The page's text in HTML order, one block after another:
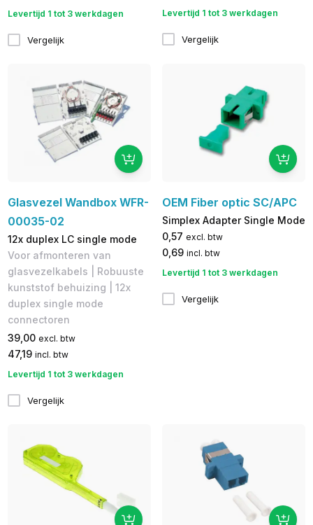
Levertijd 1 tot 3 werkdagen
Vergelijk
Levertijd 1 tot 3 werkdagen
Vergelijk
Glasvezel Wandbox WFR-
00035-02
12x duplex LC single mode
Voor afmonteren van
glasvezelkabels | Robuuste
kunststof behuizing | 12x
duplex single mode
connectoren
39,00 excl. btw
47,19 incl. btw
Levertijd 1 tot 3 werkdagen
Vergelijk
OEM Fiber optic SC/APC
Simplex Adapter Single Mode
0,57 excl. btw
0,69 incl. btw
Levertijd 1 tot 3 werkdagen
Vergelijk